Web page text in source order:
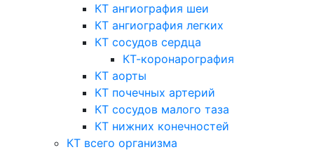
КТ ангиография шеи
КТ ангиография легких
КТ сосудов сердца
КТ-коронарография
КТ аорты
КТ почечных артерий
КТ сосудов малого таза
КТ нижних конечностей
КТ всего организма